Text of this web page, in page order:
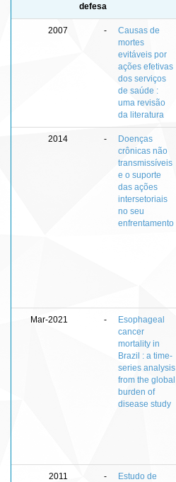
defesa
2007 -
Causas de
mortes
evitáveis por
ações efetivas
dos serviços
de saúde :
uma revisão
da literatura
2014 -
Doenças
crônicas não
transmissíveis
e o suporte
das ações
intersetoriais
no seu
enfrentamento
Mar-2021 -
Esophageal
cancer
mortality in
Brazil : a time-
series analysis
from the global
burden of
disease study
2011 -
Estudo de